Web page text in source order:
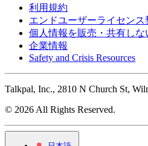
利用規約
エンドユーザーライセンス
個人情報を販売・共有しな
企業情報
Safety and Crisis Resources
Talkpal, Inc., 2810 N Church St,
© 2026 All Rights Reserved.